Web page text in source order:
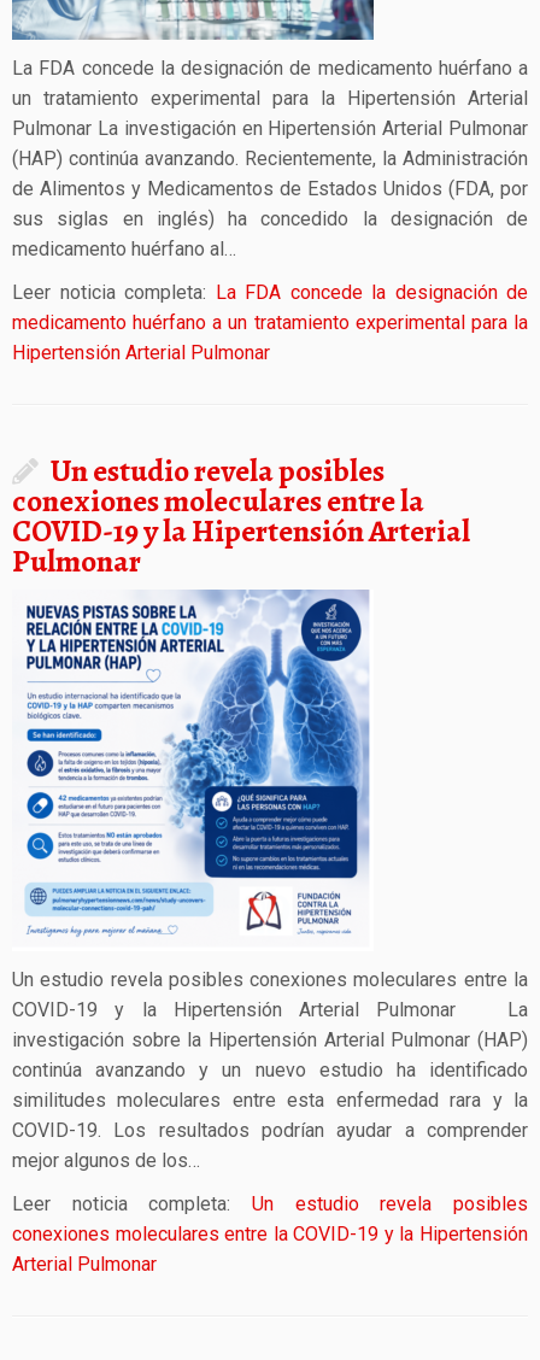
La FDA concede la designación de medicamento huérfano a
un tratamiento experimental para la Hipertensión Arterial
Pulmonar La investigación en Hipertensión Arterial Pulmonar
(HAP) continúa avanzando. Recientemente, la Administración
de Alimentos y Medicamentos de Estados Unidos (FDA, por
sus siglas en inglés) ha concedido la designación de
medicamento huérfano al…
Leer noticia completa:
La FDA concede la designación de
medicamento huérfano a un tratamiento experimental para la
Hipertensión Arterial Pulmonar
Un estudio revela posibles
conexiones moleculares entre la
COVID-19 y la Hipertensión Arterial
Pulmonar
Un estudio revela posibles conexiones moleculares entre la
COVID-19 y la Hipertensión Arterial Pulmonar La
investigación sobre la Hipertensión Arterial Pulmonar (HAP)
continúa avanzando y un nuevo estudio ha identificado
similitudes moleculares entre esta enfermedad rara y la
COVID-19. Los resultados podrían ayudar a comprender
mejor algunos de los…
Leer noticia completa: Un estudio revela posibles
conexiones moleculares entre la COVID-19 y la Hipertensión
Arterial Pulmonar